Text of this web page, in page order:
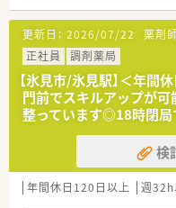
【法人特徴について】
■全国に350店舗以上
プライム市場上場の安
■ご自身のライフプラ
など4つの勤務コース
■患者様としっかり向
カウンター」を積極的
【こんな取り組みをし
■創業当初から地域医
実施率が90%を超え
更新日： 2026/07/22 薬剤
正社員
調剤薬局
【氷見市/氷見駅】＜年間
門前でスキルアップが可
整っています◎18時閉
検
年間休日120日以上 週32h